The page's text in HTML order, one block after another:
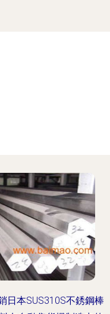
日本SUS310S不銹鋼棒